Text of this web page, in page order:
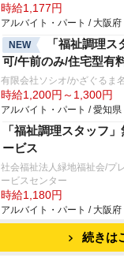
時給1,177円
アルバイト・パート / 大阪府
NEW
「福祉調理
可/午前のみ/住宅型有
有限会社ソシオ/かざぐるま
時給1,200円～1,300円
アルバイト・パート / 愛知県
「福祉調理スタッフ
ービス
社会福祉法人緑地福祉会/プ
ービスセンター
時給1,180円
アルバイト・パート / 大阪府
続きは